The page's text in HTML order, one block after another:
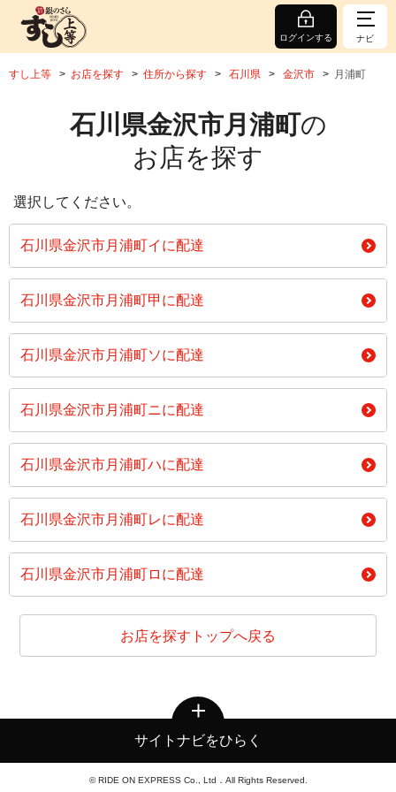
ログインする ナビ
すし上等 お店を探す 住所から探す 石川県 金沢市 月浦町
石川県金沢市月浦町の
お店を探す
選択してください。
石川県金沢市月浦町イに配達
石川県金沢市月浦町甲に配達
石川県金沢市月浦町ソに配達
石川県金沢市月浦町ニに配達
石川県金沢市月浦町ハに配達
石川県金沢市月浦町レに配達
石川県金沢市月浦町ロに配達
お店を探すトップへ戻る
サイトナビをひらく
© RIDE ON EXPRESS Co., Ltd．All Rights Reserved.